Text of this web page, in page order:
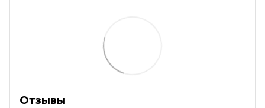
Отзывы